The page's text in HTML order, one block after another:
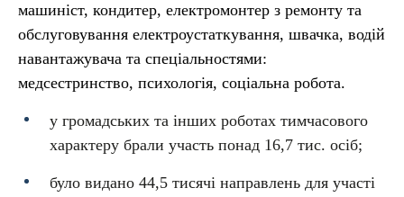
машиніст, кондитер, електромонтер з ремонту та
обслуговування електроустаткування, швачка, водій
навантажувача та спеціальностями:
медсестринство, психологія, соціальна робота.
у громадських та інших роботах тимчасового
характеру брали участь понад 16,7 тис. осіб;
було видано 44,5 тисячі направлень для участі